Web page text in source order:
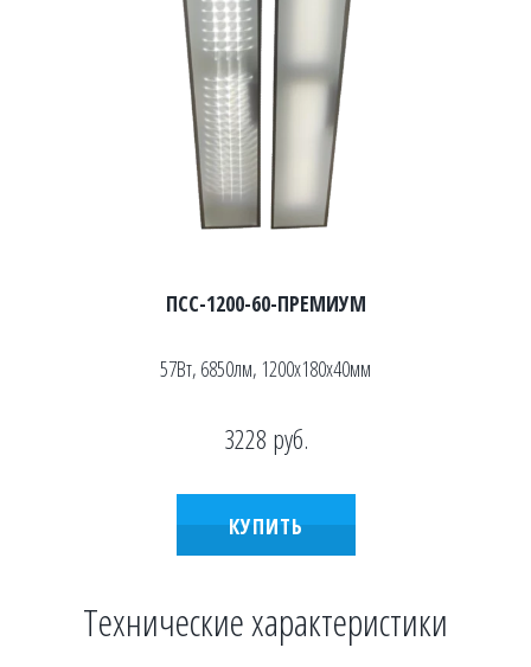
ПСС-1200-60-ПРЕМИУМ
57Вт, 6850лм, 1200х180х40мм
3228 руб.
КУПИТЬ
Технические характеристики